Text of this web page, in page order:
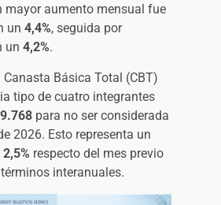
mayor aumento mensual fue
un4,4%, seguida por
un 4,2%.
Canasta Básica Total (CBT)
tipo de cuatro integrantes
para no ser considerada
2026. Esto representa un
2,5% respecto del mes previo
interanuales.